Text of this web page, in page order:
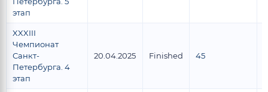
этап
XXXIII
Чемпионат
Санкт-
Петербурга. 4
этап
20.04.2025 Finished 45